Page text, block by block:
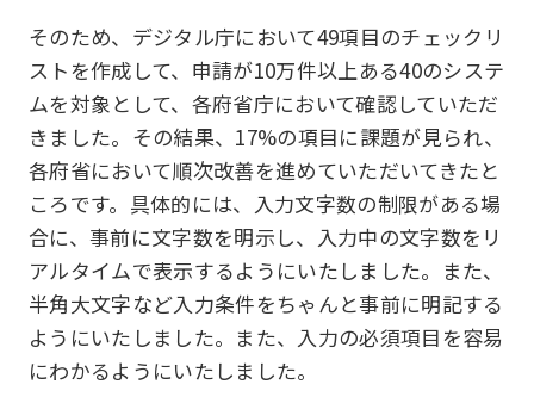
そのため、デジタル庁において49項目のチェックリ
ストを作成して、申請が10万件以上ある40のシステ
ムを対象として、各府省庁において確認していただ
きました。その結果、17%の項目に課題が見られ、
各府省において順次改善を進めていただいてきたと
ころです。具体的には、入力文字数の制限がある場
合に、事前に文字数を明示し、入力中の文字数をリ
アルタイムで表示するようにいたしました。また、
半角大文字など入力条件をちゃんと事前に明記する
ようにいたしました。また、入力の必須項目を容易
にわかるようにいたしました。